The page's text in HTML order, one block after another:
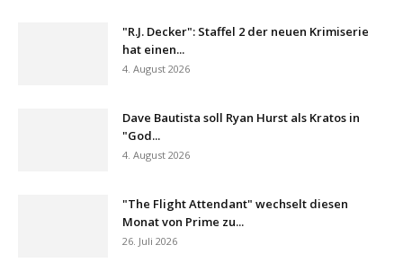
"R.J. Decker": Staffel 2 der neuen Krimiserie
hat einen...
4. August 2026
Dave Bautista soll Ryan Hurst als Kratos in
"God...
4. August 2026
"The Flight Attendant" wechselt diesen
Monat von Prime zu...
26. Juli 2026